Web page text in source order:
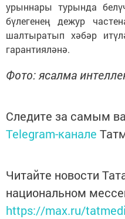
урыннары турында
бүлегенең дежур
шалтыратып хәбәр
гарантияләнә.
Фото: ясалма
Следите за самым
Telegram-канале
Читайте новости
национальном
https://max.ru/